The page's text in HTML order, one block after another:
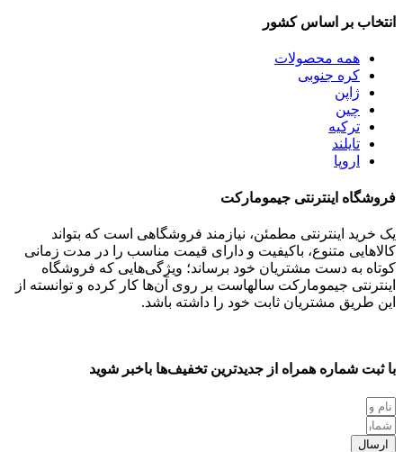
انتخاب بر اساس کشور
همه محصولات
کره جنوبی
ژاپن
چین
ترکیه
تایلند
اروپا
فروشگاه اینترنتی جیمومارکت
یک خرید اینترنتی مطمئن، نیازمند فروشگاهی است که بتواند
کالاهایی متنوع، باکیفیت و دارای قیمت مناسب را در مدت زمانی
کوتاه به دست مشتریان خود برساند؛ ویژگی‌هایی که فروشگاه
اینترنتی جیمومارکت سالهاست بر روی آن‌ها کار کرده و توانسته از
این طریق مشتریان ثابت خود را داشته باشد.
با ثبت شماره همراه از جدید‌ترین تخفیف‌ها با‌خبر شوید
ارسال